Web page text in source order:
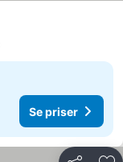
Se priser